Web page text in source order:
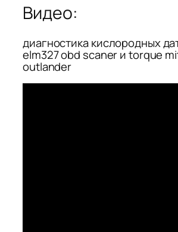
Видео:
диагностика кислородных
elm327 obd scaner и torque
outlander